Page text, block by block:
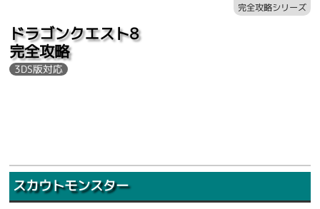
ドラゴンクエスト8
完全攻略
3DS版対応
完全攻略シリーズ
スカウトモンスター